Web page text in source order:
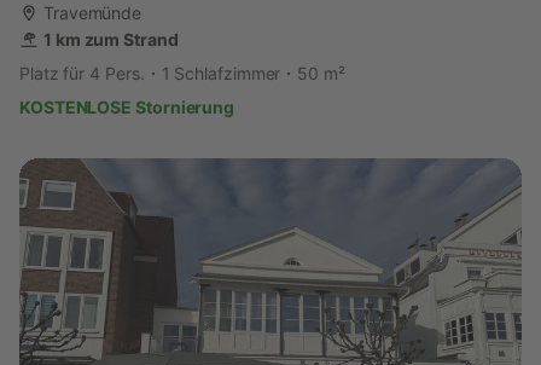
Travemünde
1 km zum Strand
Platz für 4 Pers.
1 Schlafzimmer
50 m²
KOSTENLOSE Stornierung